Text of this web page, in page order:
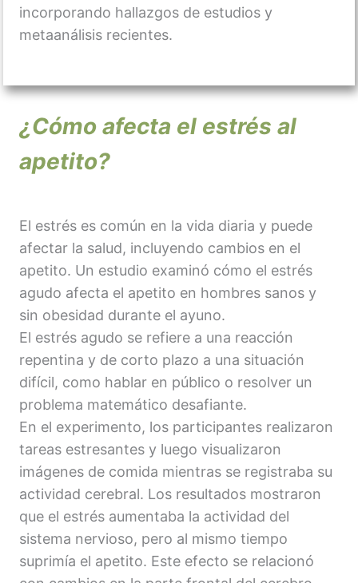
incorporando hallazgos de estudios y
metaanálisis recientes.
¿Cómo afecta el estrés al
apetito?
El estrés es común en la vida diaria y puede
afectar la salud, incluyendo cambios en el
apetito. Un estudio examinó cómo el estrés
agudo afecta el apetito en hombres sanos y
sin obesidad durante el ayuno.
El estrés agudo se refiere a una reacción
repentina y de corto plazo a una situación
difícil, como hablar en público o resolver un
problema matemático desafiante.
En el experimento, los participantes realizaron
tareas estresantes y luego visualizaron
imágenes de comida mientras se registraba su
actividad cerebral. Los resultados mostraron
que el estrés aumentaba la actividad del
sistema nervioso, pero al mismo tiempo
suprimía el apetito. Este efecto se relacionó